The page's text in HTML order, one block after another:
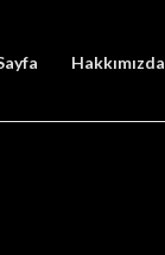
Hakkımızda